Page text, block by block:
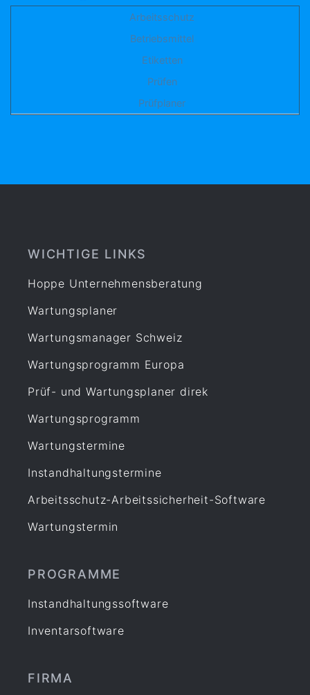
Arbeitsschutz
Betriebsmittel
Etiketten
Prüfen
Prüfplaner
WICHTIGE LINKS
Hoppe Unternehmensberatung
Wartungsplaner
Wartungsmanager Schweiz
Wartungsprogramm Europa
Prüf- und Wartungsplaner direk
Wartungsprogramm
Wartungstermine
Instandhaltungstermine
Arbeitsschutz-Arbeitssicherheit-Software
Wartungstermin
PROGRAMME
Instandhaltungssoftware
Inventarsoftware
FIRMA